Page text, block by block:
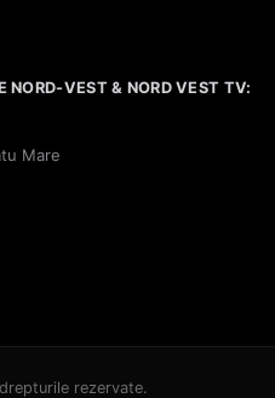
NORD-VEST & NORD VEST TV:
Mare
rezervate.